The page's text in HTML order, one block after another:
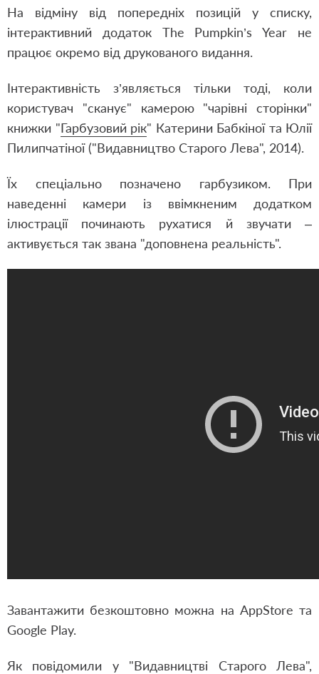
На відміну від попередніх позицій у списку,
інтерактивний додаток The Pumpkin’s Year не
працює окремо від друкованого видання.
Інтерактивність з’являється тільки тоді, коли
користувач "сканує" камерою "чарівні сторінки"
книжки "Гарбузовий рік" Катерини Бабкіної та Юлії
Пилипчатіної ("Видавництво Старого Лева", 2014).
Їх спеціально позначено гарбузиком. При
наведенні камери із ввімкненим додатком
ілюстрації починають рухатися й звучати –
активується так звана "доповнена реальність".
Завантажити безкоштовно можна на AppStore та
Google Play.
Як повідомили у "Видавництві Старого Лева",